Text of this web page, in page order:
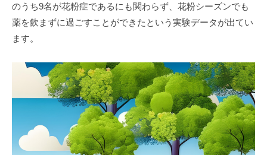
のうち9名が花粉症であるにも関わらず、花粉シーズンでも
薬を飲まずに過ごすことができたという実験データが出てい
ます。